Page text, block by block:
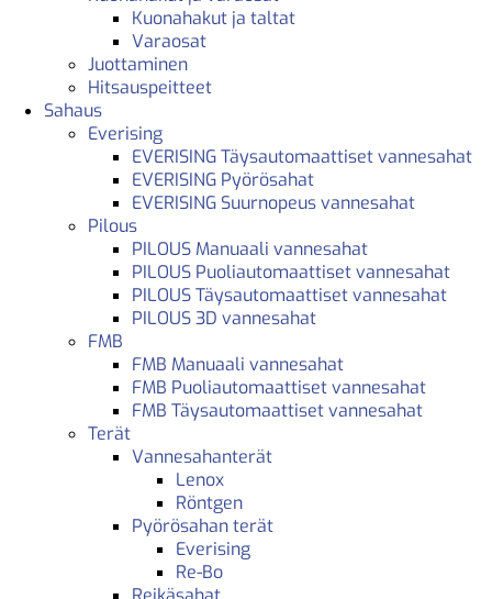
Kuonahakut ja taltat
Varaosat
Juottaminen
Hitsauspeitteet
Sahaus
Everising
EVERISING Täysautomaattiset vannesahat
EVERISING Pyörösahat
EVERISING Suurnopeus vannesahat
Pilous
PILOUS Manuaali vannesahat
PILOUS Puoliautomaattiset vannesahat
PILOUS Täysautomaattiset vannesahat
PILOUS 3D vannesahat
FMB
FMB Manuaali vannesahat
FMB Puoliautomaattiset vannesahat
FMB Täysautomaattiset vannesahat
Terät
Vannesahanterät
Lenox
Röntgen
Pyörösahan terät
Everising
Re-Bo